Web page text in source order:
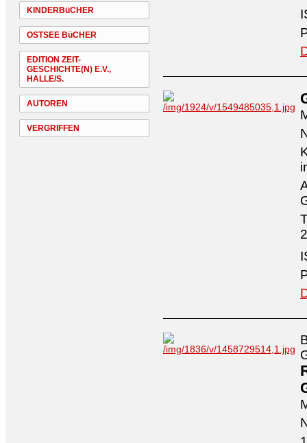
KINDERBüCHER
OSTSEE BüCHER
EDITION ZEIT-
GESCHICHTE(N) E.V.,
HALLE/S.
AUTOREN
VERGRIFFEN